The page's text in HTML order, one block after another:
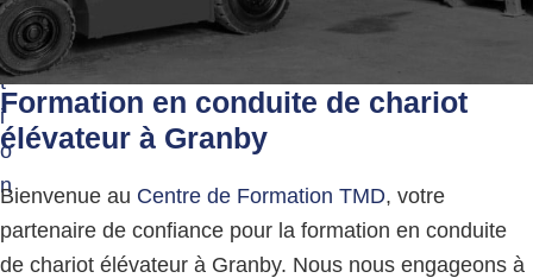
g
a
t
i
o
n
g
e
r
e
u
s
Formation en conduite de chariot
élévateur à Granby
Bienvenue au Centre de Formation TMD, votre
partenaire de confiance pour la formation en conduite
de chariot élévateur à Granby. Nous nous engageons à